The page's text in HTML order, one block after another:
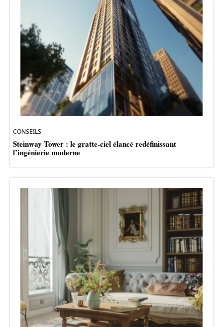
CONSEILS
Steinway Tower : le gratte-ciel élancé redéfinissant
l’ingénierie moderne